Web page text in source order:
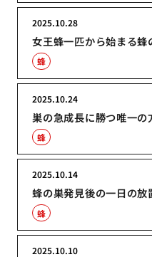
女王蜂一匹から始まる
2025.10.28
蜂
巣の急成長に勝つ唯一
2025.10.24
蜂
蜂の巣発見後の一日の
2025.10.14
蜂
2025.10.10